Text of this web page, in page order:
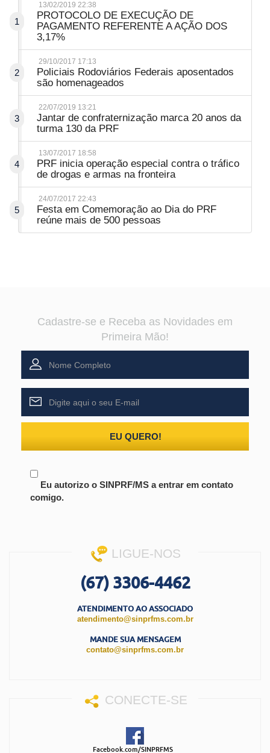
1
13/02/2019 22:38
PROTOCOLO DE EXECUÇÃO DE
PAGAMENTO REFERENTE A AÇÃO DOS
3,17%
2
29/10/2017 17:13
Policiais Rodoviários Federais aposentados
são homenageados
3
22/07/2019 13:21
Jantar de confraternização marca 20 anos da
turma 130 da PRF
4
13/07/2017 18:58
PRF inicia operação especial contra o tráfico
de drogas e armas na fronteira
5
24/07/2017 22:43
Festa em Comemoração ao Dia do PRF
reúne mais de 500 pessoas
Cadastre-se e Receba as Novidades em
Primeira Mão!
EU QUERO!
Eu autorizo o SINPRF/MS a entrar em contato
comigo.
LIGUE-NOS
(67) 3306-4462
ATENDIMENTO AO ASSOCIADO
atendimento@sinprfms.com.br
MANDE SUA MENSAGEM
contato@sinprfms.com.br
CONECTE-SE
Facebook.com/SINPRFMS